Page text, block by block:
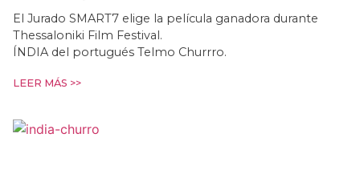
El Jurado SMART7 elige la película ganadora durante
Thessaloniki Film Festival.
ÍNDIA del portugués Telmo Churrro.
LEER MÁS >>